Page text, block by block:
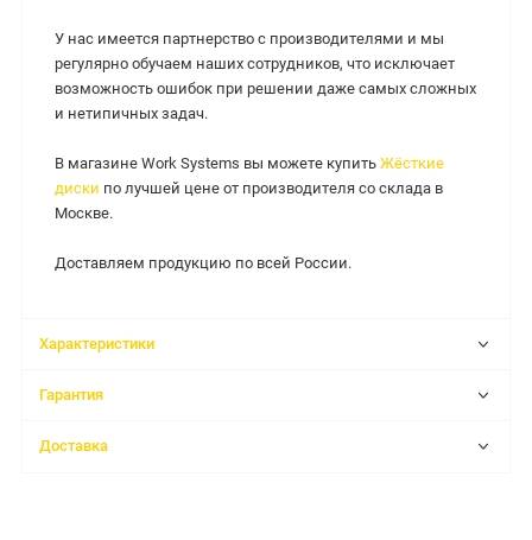
У нас имеется партнерство с производителями и мы
регулярно обучаем наших сотрудников, что исключает
возможность ошибок при решении даже самых сложных
и нетипичных задач.
В магазине Work Systems вы можете купить Жёсткие
диски по лучшей цене от производителя со склада в
Москве.
Доставляем продукцию по всей России.
Характеристики
Гарантия
Доставка